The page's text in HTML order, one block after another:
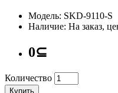
Модель: SKD-9110-S
Наличие: На заказ,
0⊆
Количество
Купить